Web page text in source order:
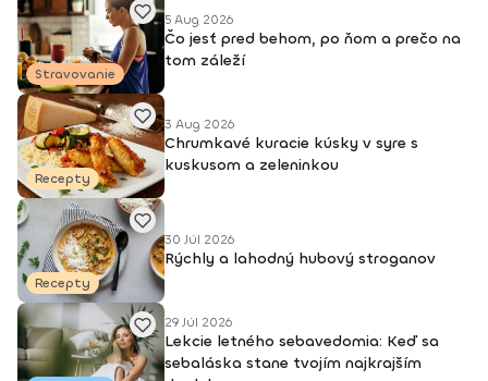
Verím v holistickú zmenu, ktorá sa neopiera len o kalórie a
plány, ale o vzťah k sebe, k telu, k jedlu a k životu. Pracujem
so sebapoznaním, neurobiológiou, epigenetikou, výživou a
koučingom, aby som vám pomohla nájsť vašu vlastnú cestu.
Prinášam inovatívny prístup, odborné zdroje a hlboké
pochopenie.
Stravovanie
5 Aug 2026
Čo jesť pred behom, po ňom a prečo na
tom záleží
Recepty
3 Aug 2026
Chrumkavé kuracie kúsky v syre s
kuskusom a zeleninkou
Recepty
30 Júl 2026
Rýchly a lahodný hubový stroganov
29 Júl 2026
Lekcie letného sebavedomia: Keď sa
sebaláska stane tvojím najkrajším